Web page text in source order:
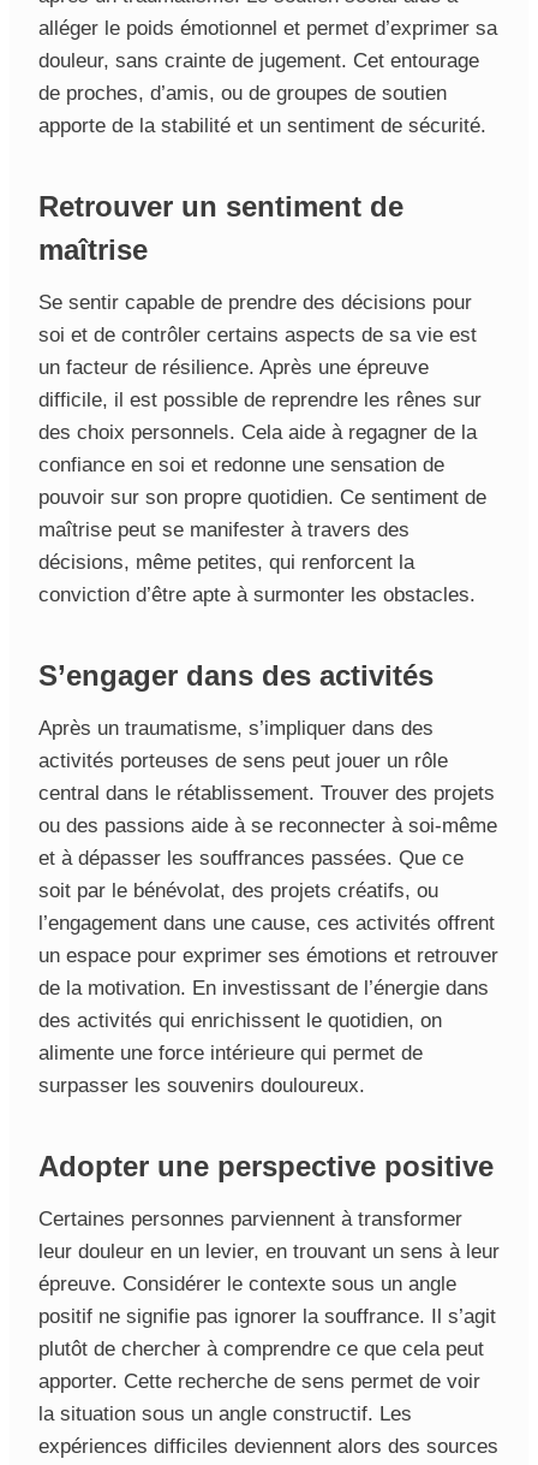
alléger le poids émotionnel et permet d’exprimer sa
douleur, sans crainte de jugement. Cet entourage
de proches, d’amis, ou de groupes de soutien
apporte de la stabilité et un sentiment de sécurité.
Retrouver un sentiment de
maîtrise
Se sentir capable de prendre des décisions pour
soi et de contrôler certains aspects de sa vie est
un facteur de résilience. Après une épreuve
difficile, il est possible de reprendre les rênes sur
des choix personnels. Cela aide à regagner de la
confiance en soi et redonne une sensation de
pouvoir sur son propre quotidien. Ce sentiment de
maîtrise peut se manifester à travers des
décisions, même petites, qui renforcent la
conviction d’être apte à surmonter les obstacles.
S’engager dans des activités
Après un traumatisme, s’impliquer dans des
activités porteuses de sens peut jouer un rôle
central dans le rétablissement. Trouver des projets
ou des passions aide à se reconnecter à soi-même
et à dépasser les souffrances passées. Que ce
soit par le bénévolat, des projets créatifs, ou
l’engagement dans une cause, ces activités offrent
un espace pour exprimer ses émotions et retrouver
de la motivation. En investissant de l’énergie dans
des activités qui enrichissent le quotidien, on
alimente une force intérieure qui permet de
surpasser les souvenirs douloureux.
Adopter une perspective positive
Certaines personnes parviennent à transformer
leur douleur en un levier, en trouvant un sens à leur
épreuve. Considérer le contexte sous un angle
positif ne signifie pas ignorer la souffrance. Il s’agit
plutôt de chercher à comprendre ce que cela peut
apporter. Cette recherche de sens permet de voir
la situation sous un angle constructif. Les
expériences difficiles deviennent alors des sources